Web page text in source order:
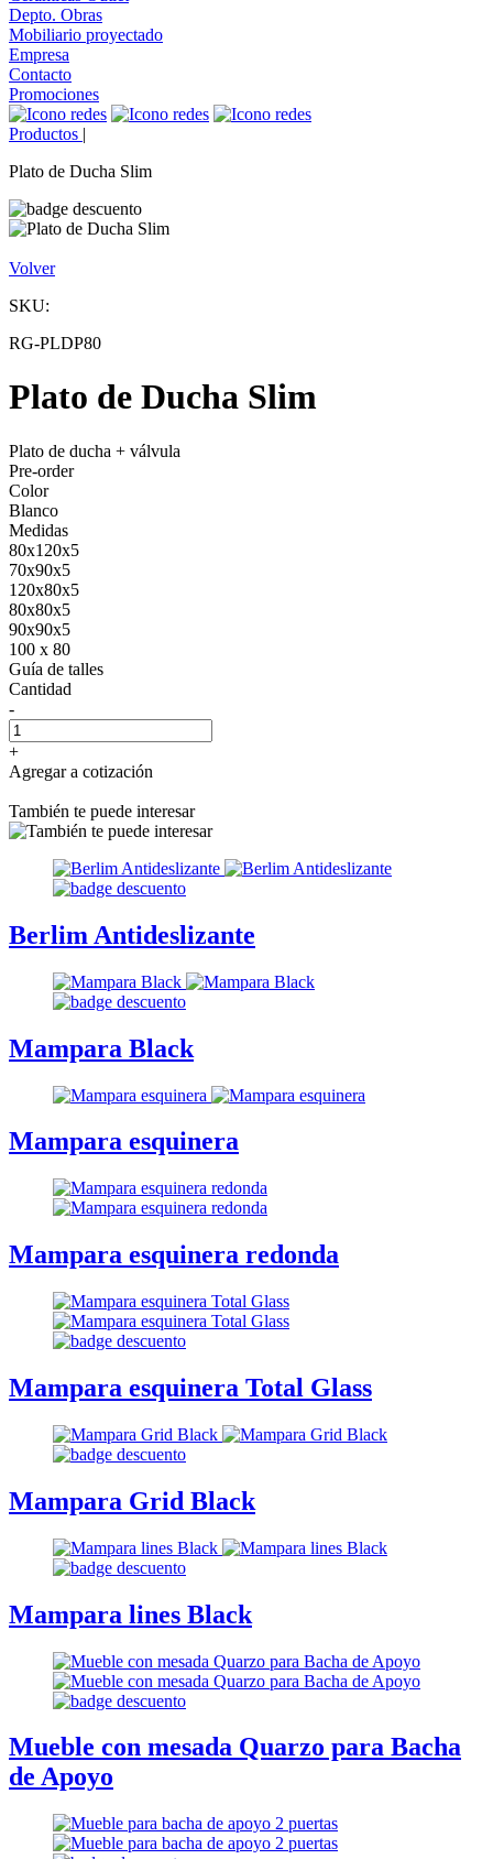
Depto. Obras
Mobiliario proyectado
Empresa
Contacto
Promociones
Productos |
Plato de Ducha Slim
Volver
SKU:
RG-PLDP80
Plato de Ducha Slim
Plato de ducha + válvula
Pre-order
Color
Blanco
Medidas
80x120x5
70x90x5
120x80x5
80x80x5
90x90x5
100 x 80
Guía de talles
Cantidad
-
+
Agregar a cotización
También te puede interesar
Berlim Antideslizante
Mampara Black
Mampara esquinera
Mampara esquinera redonda
Mampara esquinera Total Glass
Mampara Grid Black
Mampara lines Black
Mueble con mesada Quarzo para Bacha
de Apoyo